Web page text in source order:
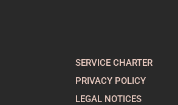
SERVICE CHARTER
PRIVACY POLICY
LEGAL NOTICES